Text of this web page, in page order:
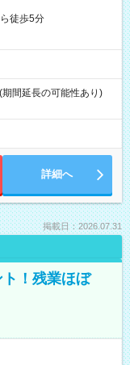
徒歩5分
間延長の可能性あり)
詳細へ
掲載日：2026.07.31
！残業ほぼ